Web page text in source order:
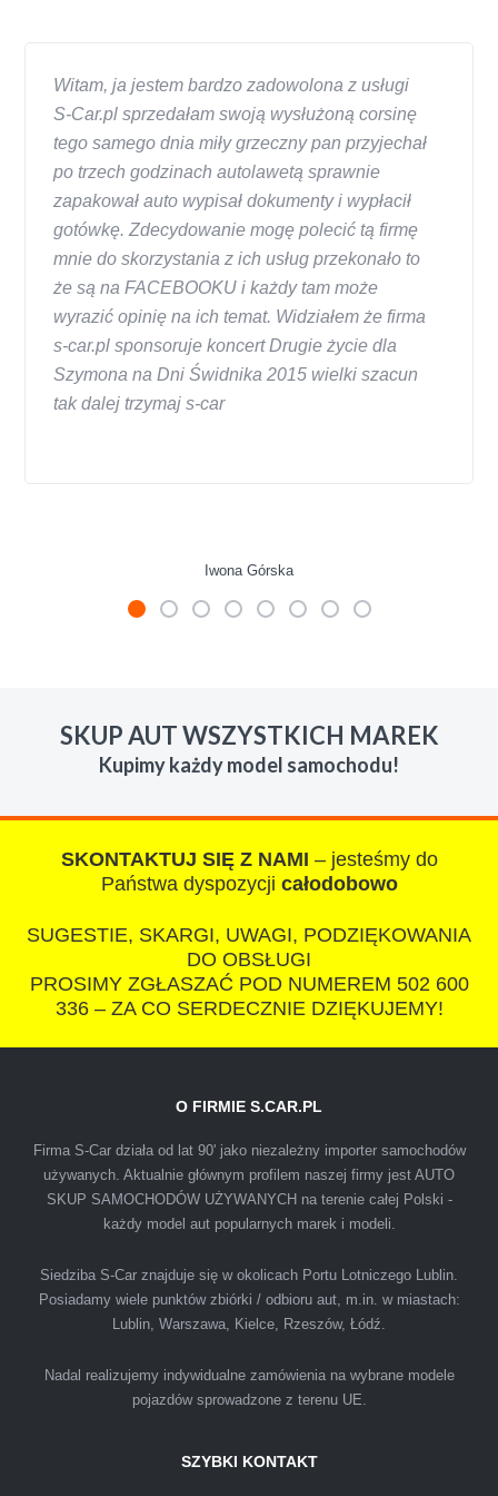
Witam, ja jestem bardzo zadowolona z usługi
S-Car.pl sprzedałam swoją wysłużoną corsinę
tego samego dnia miły grzeczny pan przyjechał
po trzech godzinach autolawetą sprawnie
zapakował auto wypisał dokumenty i wypłacił
gotówkę. Zdecydowanie mogę polecić tą firmę
mnie do skorzystania z ich usług przekonało to
że są na FACEBOOKU i każdy tam może
wyrazić opinię na ich temat. Widziałem że firma
s-car.pl sponsoruje koncert Drugie życie dla
Szymona na Dni Świdnika 2015 wielki szacun
tak dalej trzymaj s-car
Iwona Górska
roznym stanie i roznym wieku, za kazdym
razem z laweta ten sam przesympatyczny,
czlowiek. Doradzil telefonicznie, zaproponowal
rozsadna cene i od reki zalatwil sprawe. Jesli
nie chcecie natknac sie na spaslych
polecam s-car.pl
IZA
Polecam firmę s-car ze Świdnika. Dawno nie
podejściem. Szybko, sprawnie, w miłej
atmosferze. Nie wiedziałem, że sprzedaż
samochodu może być załatwiona tak
warunkach finansowych.
SKUP AUT WSZYSTKICH MAREK
Kupimy każdy model samochodu!
SKONTAKTUJ SIĘ Z NAMI – jesteśmy do
Państwa dyspozycji całodobowo
SUGESTIE, SKARGI, UWAGI, PODZIĘKOWANIA
DO OBSŁUGI
PROSIMY ZGŁASZAĆ POD NUMEREM 502 600
336 – ZA CO SERDECZNIE DZIĘKUJEMY!
O FIRMIE S.CAR.PL
Firma S-Car działa od lat 90' jako niezależny importer samochodów
używanych. Aktualnie głównym profilem naszej firmy jest AUTO
SKUP SAMOCHODÓW UŻYWANYCH na terenie całej Polski -
każdy model aut popularnych marek i modeli.
Siedziba S-Car znajduje się w okolicach Portu Lotniczego Lublin.
Posiadamy wiele punktów zbiórki / odbioru aut, m.in. w miastach:
Lublin, Warszawa, Kielce, Rzeszów, Łódź.
Nadal realizujemy indywidualne zamówienia na wybrane modele
pojazdów sprowadzone z terenu UE.
SZYBKI KONTAKT